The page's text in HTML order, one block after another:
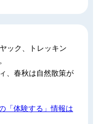
ック、トレッキン
、春秋は自然散策が
「体験する」情報は